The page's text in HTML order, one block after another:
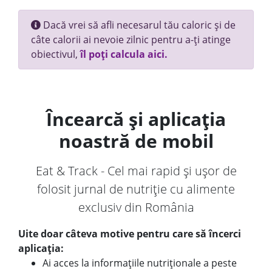
Dacă vrei să afli necesarul tău caloric și de
câte calorii ai nevoie zilnic pentru a-ți atinge
obiectivul,îl poți calcula aici.
Încearcă și aplicația
noastră de mobil
Eat & Track - Cel mai rapid și ușor de
folosit jurnal de nutriție cu alimente
exclusiv din România
Uite doar câteva motive pentru care să încerci
aplicația:
Ai acces la informațiile nutriționale a peste